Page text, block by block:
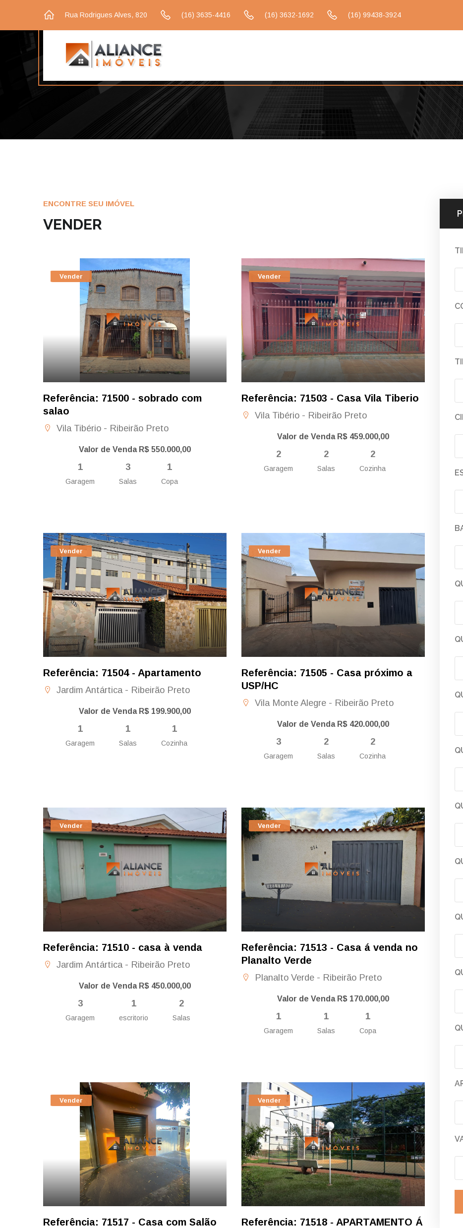
Rua Rodrigues Alves, 820 (16) 3635-4416 (16) 3632-1692 (16) 99438-3924
ENCONTRE SEU IMÓVEL
VENDER
Vender
Referência: 71500 - sobrado com
salao
Vila Tibério - Ribeirão Preto
Valor de Venda R$ 550.000,00
1
Garagem
3
Salas
1
Copa
Vender
Referência: 71503 - Casa Vila Tiberio
Vila Tibério - Ribeirão Preto
Valor de Venda R$ 459.000,00
2
Garagem
2
Salas
2
Cozinha
Vender
Referência: 71504 - Apartamento
Jardim Antártica - Ribeirão Preto
Valor de Venda R$ 199.900,00
1
Garagem
1
Salas
1
Cozinha
Vender
Referência: 71505 - Casa próximo a
USP/HC
Vila Monte Alegre - Ribeirão Preto
Valor de Venda R$ 420.000,00
3
Garagem
2
Salas
2
Cozinha
Vender
Referência: 71510 - casa à venda
Jardim Antártica - Ribeirão Preto
Valor de Venda R$ 450.000,00
3
Garagem
1
escritorio
2
Salas
Vender
Referência: 71513 - Casa á venda no
Planalto Verde
Planalto Verde - Ribeirão Preto
Valor de Venda R$ 170.000,00
1
Garagem
1
Salas
1
Copa
Vender
Referência: 71517 - Casa com Salão
Vender
Referência: 71518 - APARTAMENTO Á